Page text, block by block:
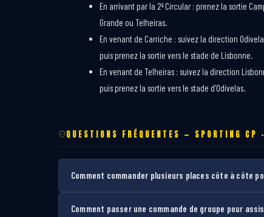
En arrivant par la 2ª Circular : prenez la sortie
Grande ou Telheiras.
En venant de Carriche : suivez la direction
puis prenez la sortie vers le stade de Lisbonne.
En venant de Telheiras : suivez la direction
puis prenez la sortie vers le stade d’Odivelas.
QUESTIONS FRÉQUENTES — SPORTING CP
Comment commander plusieurs places côte à côte
Comment passer une commande de groupe pour